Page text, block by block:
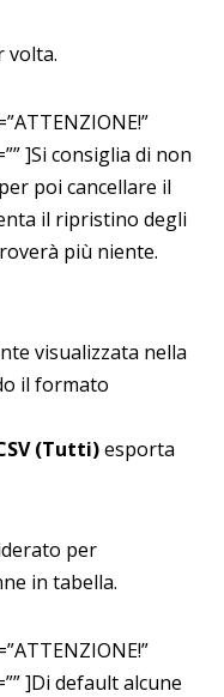
volta.
]Si consiglia di non
poi cancellare il
il ripristino degli
più niente.
visualizzata nella
il formato
(Tutti)esporta
per
in tabella.
]Di default alcune